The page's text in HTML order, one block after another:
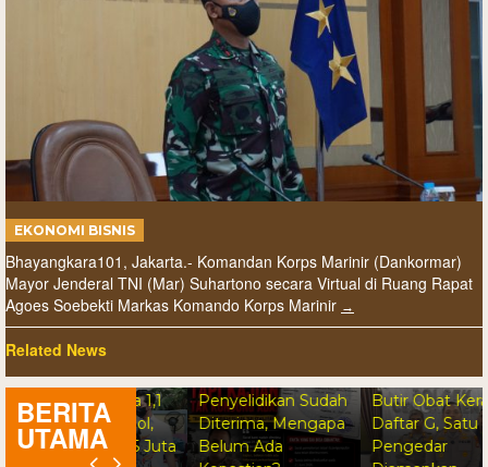
EKONOMI BISNIS
Bhayangkara101, Jakarta.- Komandan Korps Marinir (Dankormar)
Mayor Jenderal TNI (Mar) Suhartono secara Virtual di Ruang Rapat
Agoes Soebekti Markas Komando Korps Marinir
Related News
BERITA
UTAMA
Metro
Barat
Bahan
Narkotika 1,1
Carisoprodol,
3,5 Juta
AWII Desak
Kejaksaan
Permohonan
Penyelidikan Sudah
Diterima, Mengapa
Belum Ada
Polsek Cengkareng
Peredaran 2.500
Butir Obat Keras
Daftar G, Satu
Pengedar